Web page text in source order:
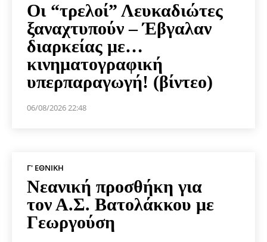
Οι “τρελοί” Λευκαδιώτες
ξαναχτυπούν – Έβγαλαν
διαρκείας με…
κινηματογραφική
υπερπαραγωγή! (βίντεο)
06/08/2026 22:48
Γ' ΕΘΝΙΚΉ
Νεανική προσθήκη για
τον Α.Σ. Βατολάκκου με
Γεωργούση